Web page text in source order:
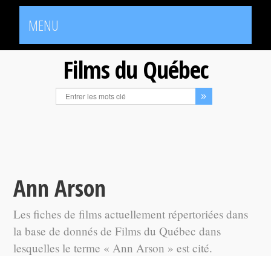
MENU
Films du Québec
Ann Arson
Les fiches de films actuellement répertoriées dans
la base de donnés de Films du Québec dans
lesquelles le terme « Ann Arson » est cité.